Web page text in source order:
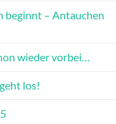
beginnt – Antauchen
wieder vorbei…
los!